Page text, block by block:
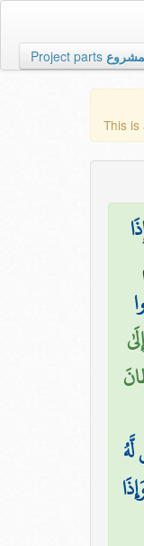
Project parts
This